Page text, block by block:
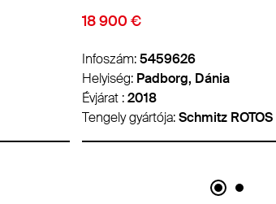
34 500 €
Infoszám:5484552
Helyiség: Lyon, Franciaország
Évjárat :2019
Tengely gyártója:Schmitz ROTOS